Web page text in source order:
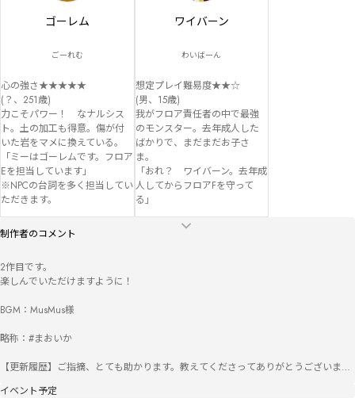
ゴーレム
ごーれむ
心の強さ★★★★★
(？、251歳)
力こそパワー！　なナルシス
ト。土の加工も得意。傷が付
いた岩をマメに換えている。
「ミーはゴーレムです。フロア
Eを担当しています」
※NPCの台詞を多く担当してい
ただきます。
ワイバーン
わいばーん
想定プレイ難易度★★☆
(男、15歳)
我がフロア責任者の中で最強
のモンスター。去年成人した
ばかりで、まだまだお子さ
ま。
「おれ？　ワイバーン。去年成
人してからフロアFを守って
る」
制作者のコメント
2作目です。
楽しんでいただけますように！
BGM：MusMus様
略称：#まおいか
【更新履歴】ご指摘、とても助かります。教えてくださってありがとうございま
イベント予定